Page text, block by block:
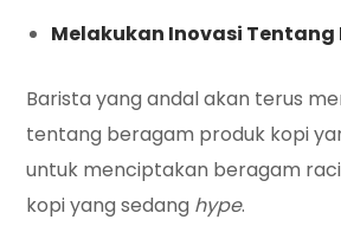
Melakukan Inovasi Tentang
Barista yang andal akan terus
tentang beragam produk kopi
untuk menciptakan beragam
kopi yang sedang hype.